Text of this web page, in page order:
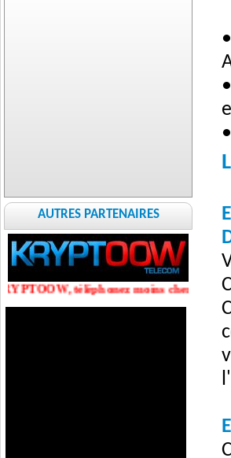
téléphonez moins cher partout
AUTRES PARTENAIRES